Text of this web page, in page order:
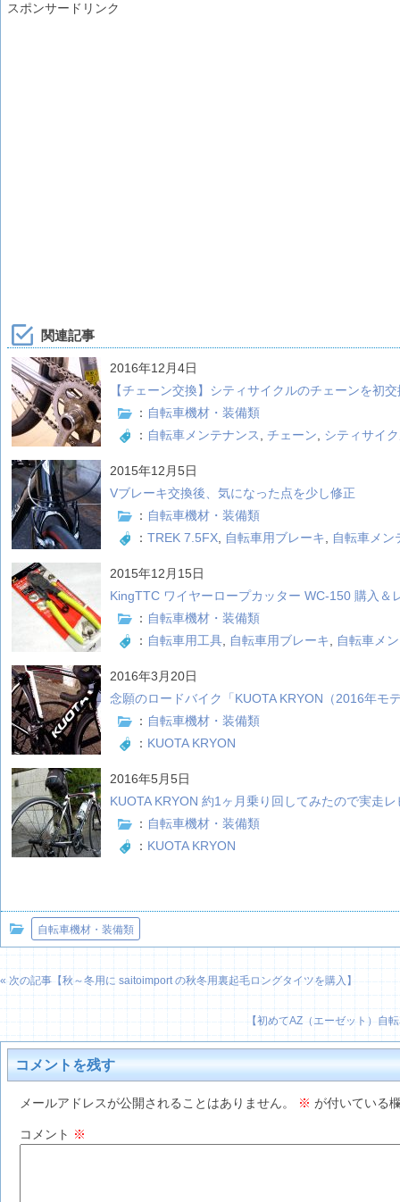
スポンサードリンク
関連記事
2016年12月4日
【チェーン交換】シティサイクルのチェーンを初
： 自転車機材・装備類
： 自転車メンテナンス, チェーン, シティサイ
2015年12月5日
Vブレーキ交換後、気になった点を少し修正
： 自転車機材・装備類
： TREK 7.5FX, 自転車用ブレーキ, 自転車メン
2015年12月15日
KingTTC ワイヤーロープカッター WC-150 購入＆
： 自転車機材・装備類
： 自転車用工具, 自転車用ブレーキ, 自転車メ
2016年3月20日
念願のロードバイク「KUOTA KRYON（2016年モ
： 自転車機材・装備類
： KUOTA KRYON
2016年5月5日
KUOTA KRYON 約1ヶ月乗り回してみたので実走レ
： 自転車機材・装備類
： KUOTA KRYON
自転車機材・装備類
« 次の記事【秋～冬用に saitoimport の秋冬用裏起毛ロングタイツを購入 】
【初めてAZ（エーゼット）自
コメントを残す
メールアドレスが公開されることはありません。 ※ が付いている
コメント ※